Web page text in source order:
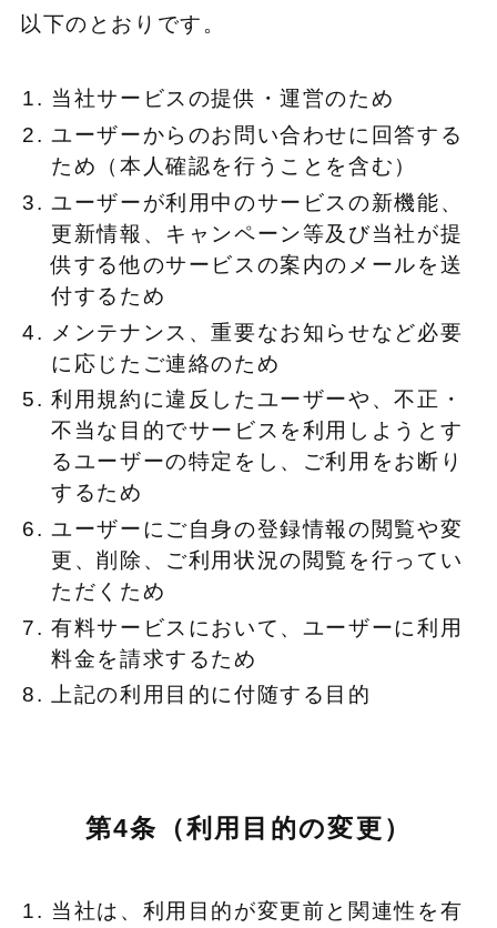
以下のとおりです。
当社サービスの提供・運営のため
ユーザーからのお問い合わせに回答する
ため（本人確認を行うことを含む）
ユーザーが利用中のサービスの新機能、
更新情報、キャンペーン等及び当社が提
供する他のサービスの案内のメールを送
付するため
メンテナンス、重要なお知らせなど必要
に応じたご連絡のため
利用規約に違反したユーザーや、不正・
不当な目的でサービスを利用しようとす
るユーザーの特定をし、ご利用をお断り
するため
ユーザーにご自身の登録情報の閲覧や変
更、削除、ご利用状況の閲覧を行ってい
ただくため
有料サービスにおいて、ユーザーに利用
料金を請求するため
上記の利用目的に付随する目的
第4条（利用目的の変更）
当社は、利用目的が変更前と関連性を有